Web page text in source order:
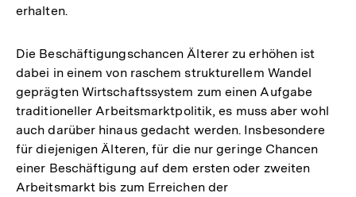
erhalten.
Die Beschäftigungschancen Älterer zu erhöhen ist
dabei in einem von raschem strukturellem Wandel
geprägten Wirtschaftssystem zum einen Aufgabe
traditioneller Arbeitsmarktpolitik, es muss aber wohl
auch darüber hinaus gedacht werden. Insbesondere
für diejenigen Älteren, für die nur geringe Chancen
einer Beschäftigung auf dem ersten oder zweiten
Arbeitsmarkt bis zum Erreichen der